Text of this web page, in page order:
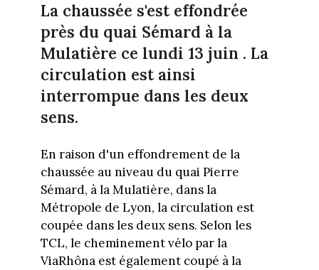
La chaussée s'est effondrée
près du quai Sémard à la
Mulatière ce lundi 13 juin . La
circulation est ainsi
interrompue dans les deux
sens.
En raison d'un effondrement de la
chaussée au niveau du quai Pierre
Sémard, à la Mulatière, dans la
Métropole de Lyon, la circulation est
coupée dans les deux sens. Selon les
TCL, le cheminement vélo par la
ViaRhôna est également coupé à la